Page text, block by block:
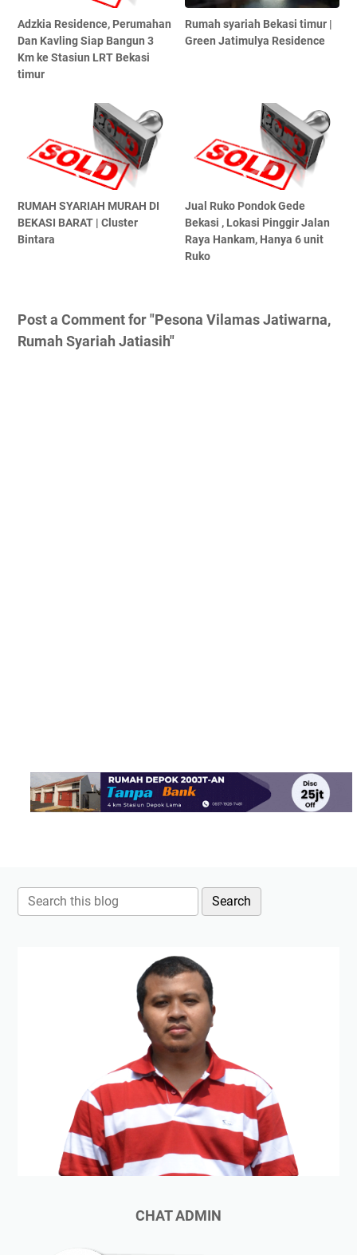
Adzkia Residence, Perumahan
Dan Kavling Siap Bangun 3
Km ke Stasiun LRT Bekasi
timur
Rumah syariah Bekasi timur |
Green Jatimulya Residence
RUMAH SYARIAH MURAH DI
BEKASI BARAT | Cluster
Bintara
Jual Ruko Pondok Gede
Bekasi , Lokasi Pinggir Jalan
Raya Hankam, Hanya 6 unit
Ruko
Post a Comment for "Pesona Vilamas Jatiwarna,
Rumah Syariah Jatiasih"
CHAT ADMIN